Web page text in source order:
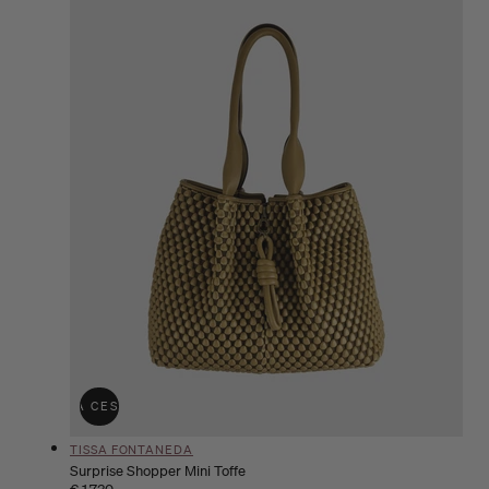
A LA CESTA
Proveedor:
TISSA FONTANEDA
Surprise Shopper Mini Toffe